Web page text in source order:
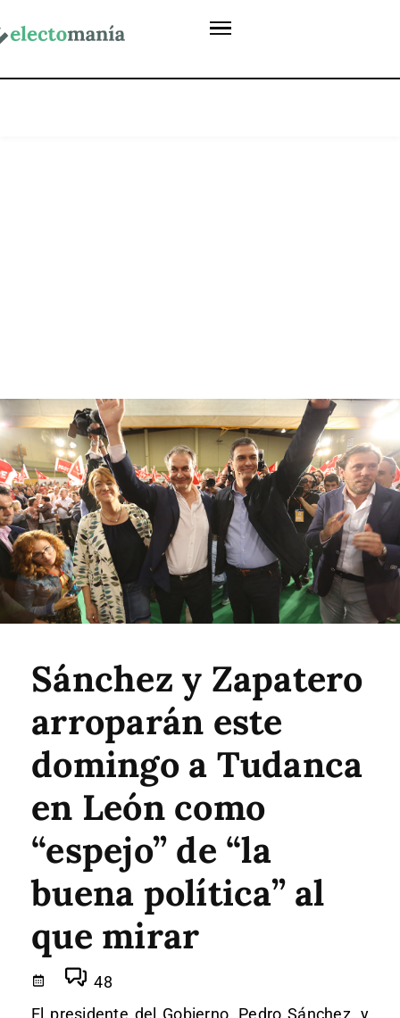
Sánchez y Zapatero
arroparán este
domingo a Tudanca
en León como
“espejo” de “la
buena política” al
que mirar
48
El presidente del Gobierno, Pedro Sánchez, y